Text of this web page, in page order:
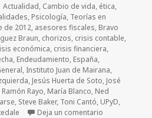
Categorías
Actualidad, Cambio de vida, ética,
, Psicología, Teorías en
de 2012, asesores fiscales, Bravo
Braun, chorizos, crisis contable,
económica, crisis financiera,
, Endeudamiento, España,
, Instituto Juan de Mairana,
, Jesús Huerta de Soto, José
Ramón Rayo, María Blanco, Ned
, Steve Baker, Toni Cantó, UPyD,
Deja un comentario